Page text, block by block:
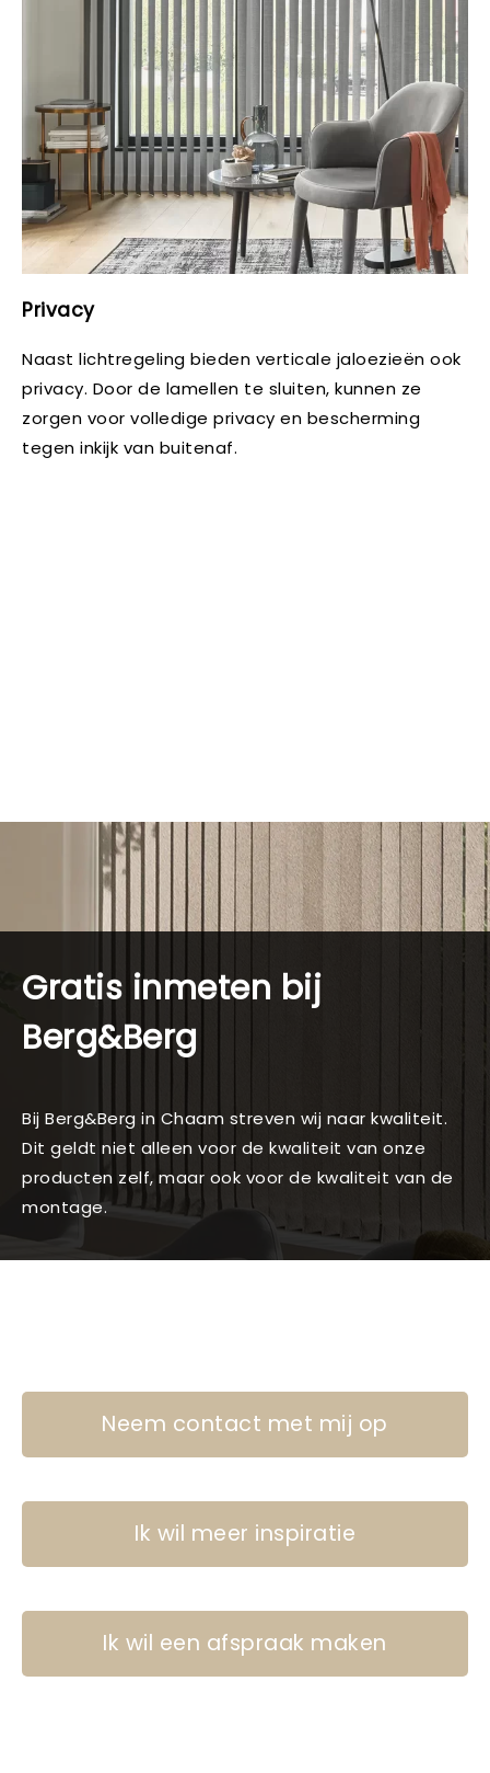
Privacy
Naast lichtregeling bieden verticale jaloezieën ook
privacy. Door de lamellen te sluiten, kunnen ze
zorgen voor volledige privacy en bescherming
tegen inkijk van buitenaf.
Gratis inmeten bij
Berg&Berg
Bij Berg&Berg in Chaam streven wij naar kwaliteit.
Dit geldt niet alleen voor de kwaliteit van onze
producten zelf, maar ook voor de kwaliteit van de
montage.
Neem contact met mij op
Ik wil meer inspiratie
Ik wil een afspraak maken